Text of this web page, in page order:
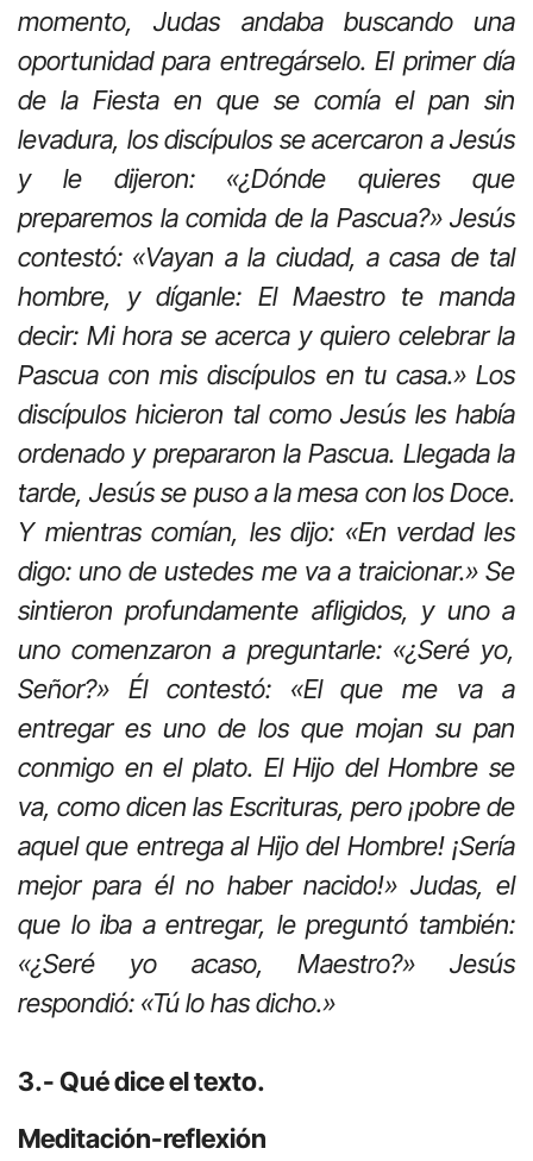
momento, Judas andaba buscando una
oportunidad para entregárselo. El primer día
de la Fiesta en que se comía el pan sin
levadura, los discípulos se acercaron a Jesús
y le dijeron: «¿Dónde quieres que
preparemos la comida de la Pascua?» Jesús
contestó: «Vayan a la ciudad, a casa de tal
hombre, y díganle: El Maestro te manda
decir: Mi hora se acerca y quiero celebrar la
Pascua con mis discípulos en tu casa.» Los
discípulos hicieron tal como Jesús les había
ordenado y prepararon la Pascua. Llegada la
tarde, Jesús se puso a la mesa con los Doce.
Y mientras comían, les dijo: «En verdad les
digo: uno de ustedes me va a traicionar.» Se
sintieron profundamente afligidos, y uno a
uno comenzaron a preguntarle: «¿Seré yo,
Señor?» Él contestó: «El que me va a
entregar es uno de los que mojan su pan
conmigo en el plato. El Hijo del Hombre se
va, como dicen las Escrituras, pero ¡pobre de
aquel que entrega al Hijo del Hombre! ¡Sería
mejor para él no haber nacido!» Judas, el
que lo iba a entregar, le preguntó también:
«¿Seré yo acaso, Maestro?» Jesús
respondió: «Tú lo has dicho.»
3.- Qué dice el texto.
Meditación-reflexión